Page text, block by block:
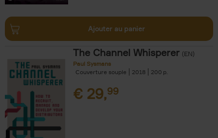
Ajouter au panier
The Channel Whisperer (EN)
Paul Sysmans
Couverture souple
2018 200
€ 29,99